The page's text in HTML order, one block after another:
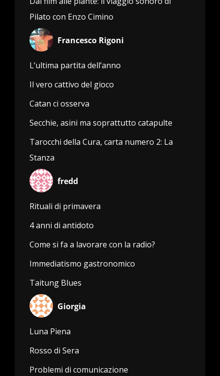
Pilato con Enzo Cimino
Francesco Rigoni
L’ultima partita dell’anno
Il vero cattivo del gioco
Catan ci osserva
Secchie, asini ma soprattutto catapulte
Tarocchi della Cura, carta numero 2: La
Stanza
fredd
Rituali di primavera
4 anni di antidoto
Come si fa a lavorare con la radio?
Immediatismo gastronomico
Taitung Blues
Giorgia
Luna Piena
Rosso di Sera
Problemi di comunicazione